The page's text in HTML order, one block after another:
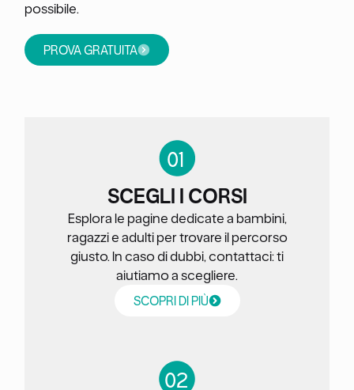
possibile.
PROVA GRATUITA
01
SCEGLI I CORSI
Esplora le pagine dedicate a bambini,
ragazzi e adulti per trovare il percorso
giusto. In caso di dubbi, contattaci: ti
aiutiamo a scegliere.
SCOPRI DI PIÙ
02